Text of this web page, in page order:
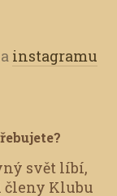
a instagramu
svět líbí,
členy Klubu